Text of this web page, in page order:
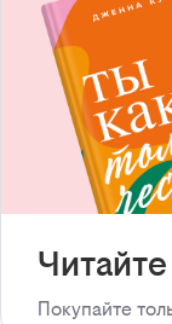
Покупайте